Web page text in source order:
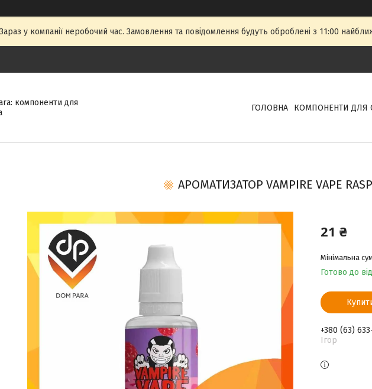
Зараз у компанії неробочий час. Замовлення та повідомлення будуть оброблені з 11:00
компоненти для
ГОЛОВНА КОМПОНЕНТИ ДЛЯ
АРОМАТИЗАТОР VAMPIRE VAPE
21 ₴
Мінімальна
Готово до
+380 (63)
Ігор